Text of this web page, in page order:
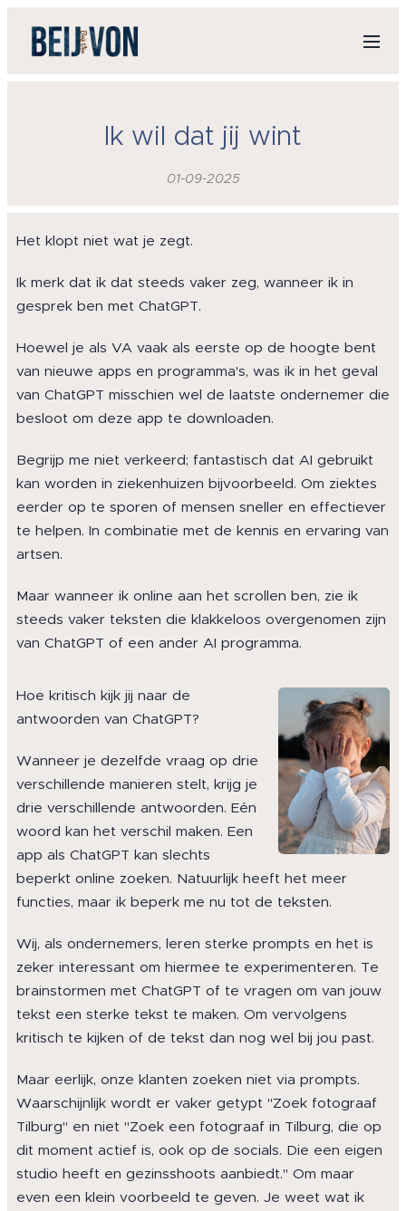
Ik wil dat jij wint
01-09-2025
Het klopt niet wat je zegt.
Ik merk dat ik dat steeds vaker zeg, wanneer ik in
gesprek ben met ChatGPT.
Hoewel je als VA vaak als eerste op de hoogte bent
van nieuwe apps en programma's, was ik in het geval
van ChatGPT misschien wel de laatste ondernemer die
besloot om deze app te downloaden.
Begrijp me niet verkeerd; fantastisch dat AI gebruikt
kan worden in ziekenhuizen bijvoorbeeld. Om ziektes
eerder op te sporen of mensen sneller en effectiever
te helpen. In combinatie met de kennis en ervaring van
artsen.
Maar wanneer ik online aan het scrollen ben, zie ik
steeds vaker teksten die klakkeloos overgenomen zijn
van ChatGPT of een ander AI programma.
Hoe kritisch kijk jij naar de
antwoorden van ChatGPT?
Wanneer je dezelfde vraag op drie
verschillende manieren stelt, krijg je
drie verschillende antwoorden. Eén
woord kan het verschil maken. Een
app als ChatGPT kan slechts
beperkt online zoeken. Natuurlijk heeft het meer
functies, maar ik beperk me nu tot de teksten.
Wij, als ondernemers, leren sterke prompts en het is
zeker interessant om hiermee te experimenteren. Te
brainstormen met ChatGPT of te vragen om van jouw
tekst een sterke tekst te maken. Om vervolgens
kritisch te kijken of de tekst dan nog wel bij jou past.
Maar eerlijk, onze klanten zoeken niet via prompts.
Waarschijnlijk wordt er vaker getypt "Zoek fotograaf
Tilburg" en niet "Zoek een fotograaf in Tilburg, die op
dit moment actief is, ook op de socials. Die een eigen
studio heeft en gezinsshoots aanbiedt." Om maar
even een klein voorbeeld te geven. Je weet wat ik